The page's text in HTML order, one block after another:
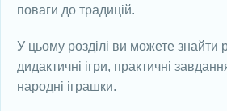
поваги до традицій.
У цьому розділі ви можете знайти
дидактичні ігри, практичні
народні іграшки.